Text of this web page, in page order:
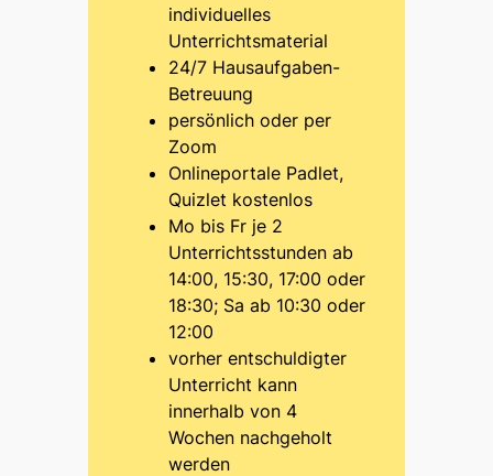
individuelles
Unterrichtsmaterial
24/7 Hausaufgaben-
Betreuung
persönlich oder per
Zoom
Onlineportale Padlet,
Quizlet kostenlos
Mo bis Fr je 2
Unterrichtsstunden ab
14:00, 15:30, 17:00 oder
18:30; Sa ab 10:30 oder
12:00
vorher entschuldigter
Unterricht kann
innerhalb von 4
Wochen nachgeholt
werden